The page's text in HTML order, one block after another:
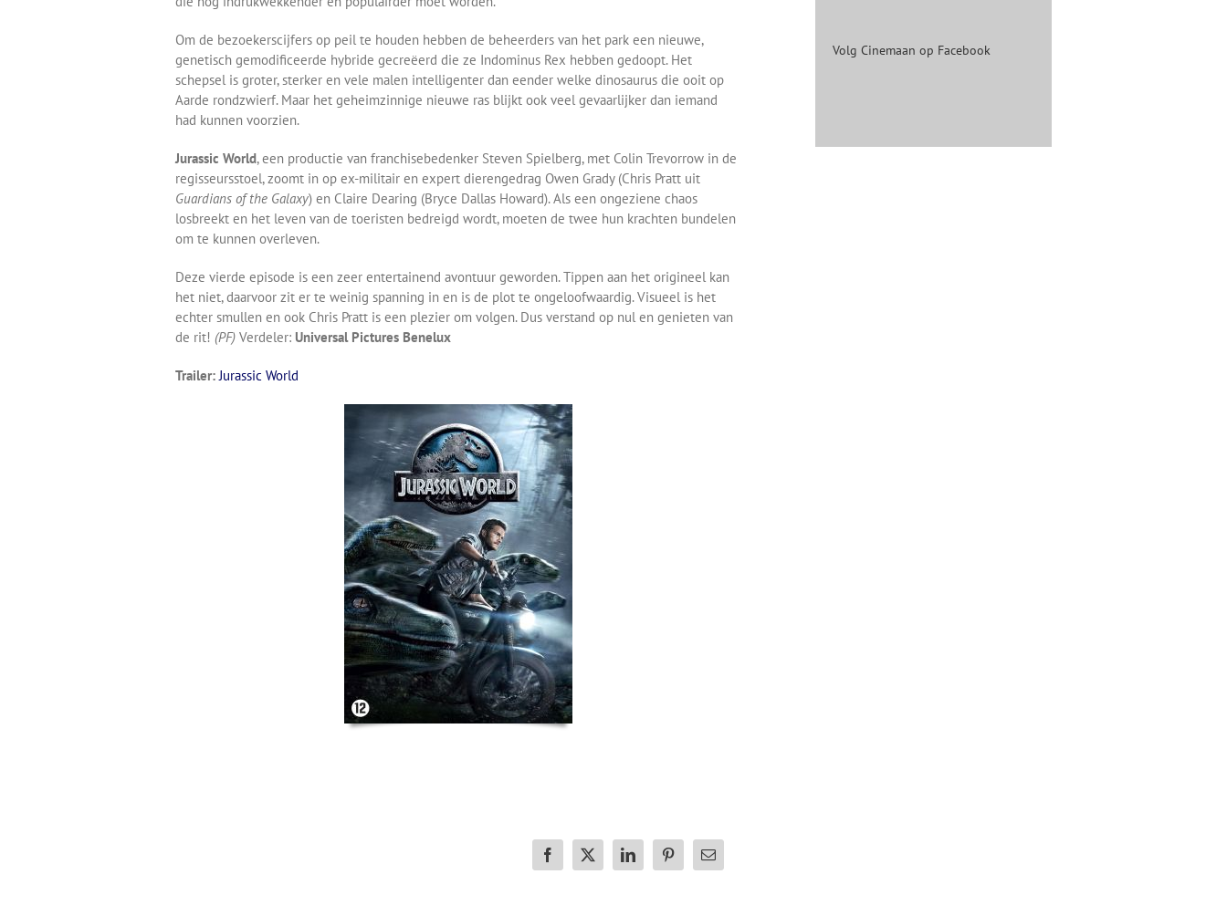
Om de bezoekerscijfers op peil te houden hebben de beheerders van het park een nieuwe,
genetisch gemodificeerde hybride gecreëerd die ze Indominus Rex hebben gedoopt. Het
schepsel is groter, sterker en vele malen intelligenter dan eender welke dinosaurus die ooit op
Aarde rondzwierf. Maar het geheimzinnige nieuwe ras blijkt ook veel gevaarlijker dan iemand
had kunnen voorzien.
Jurassic World, een productie van franchisebedenker Steven Spielberg, met Colin Trevorrow in de
regisseursstoel, zoomt in op ex-militair en expert dierengedrag Owen Grady (Chris Pratt uit
Guardians of the Galaxy) en Claire Dearing (Bryce Dallas Howard). Als een ongeziene chaos
losbreekt en het leven van de toeristen bedreigd wordt, moeten de twee hun krachten bundelen
om te kunnen overleven.
Deze vierde episode is een zeer entertainend avontuur geworden. Tippen aan het origineel kan
het niet, daarvoor zit er te weinig spanning in en is de plot te ongeloofwaardig. Visueel is het
echter smullen en ook Chris Pratt is een plezier om volgen. Dus verstand op nul en genieten van
de rit! (PF) Verdeler: Universal Pictures Benelux
Trailer: Jurassic World
Facebook
X LinkedInPinterest
E-
Volg Cinemaan op Facebook